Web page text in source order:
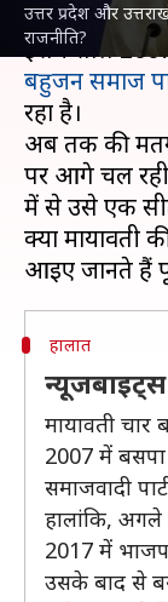
उत्तर प्रदेश और
राजनीति?
उत्तर प्रदेश
इसमें साल
बहुजन समाज
रहा है।
अब तक की
पर आगे चल
में से उसे एक
क्या मायावती
हालात
मायावती चार
2007 में
समाजवादी
हालांकि,
2017 में
उसके बाद से